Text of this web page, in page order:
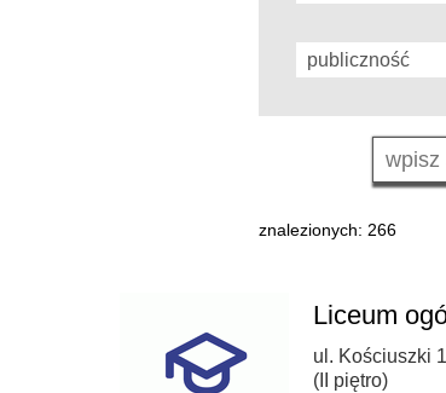
znalezionych: 266
Liceum
ul. Kościuszki
(II piętro)